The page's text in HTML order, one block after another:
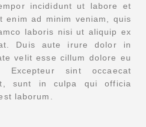
incididunt ut labore et
enim ad minim veniam, quis
laboris nisi ut aliquip ex
Duis aute irure dolor in
velit esse cillum dolore eu
Excepteur sint occaecat
sunt in culpa qui officia
laborum.